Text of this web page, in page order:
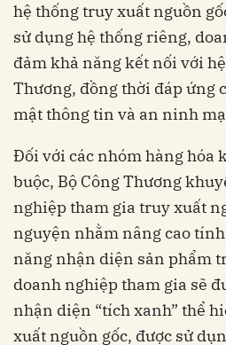
hệ thống truy xuất nguồn
sử dụng hệ thống riêng,
đảm khả năng kết nối với
Thương, đồng thời đáp ứng
mật thông tin và an ninh
Đối với các nhóm hàng hóa
buộc, Bộ Công Thương
nghiệp tham gia truy xuất
nguyện nhằm nâng cao
năng nhận diện sản phẩm
doanh nghiệp tham gia sẽ
nhận diện “tích xanh” thể
xuất nguồn gốc, được sử